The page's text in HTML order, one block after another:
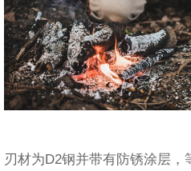
刃材为D2钢并带有防锈涂层